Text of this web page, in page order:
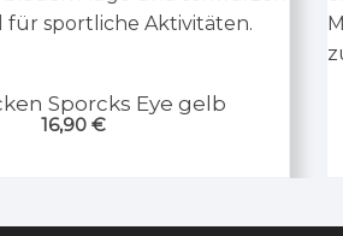
Sporcks Eye gelb
16,90 €